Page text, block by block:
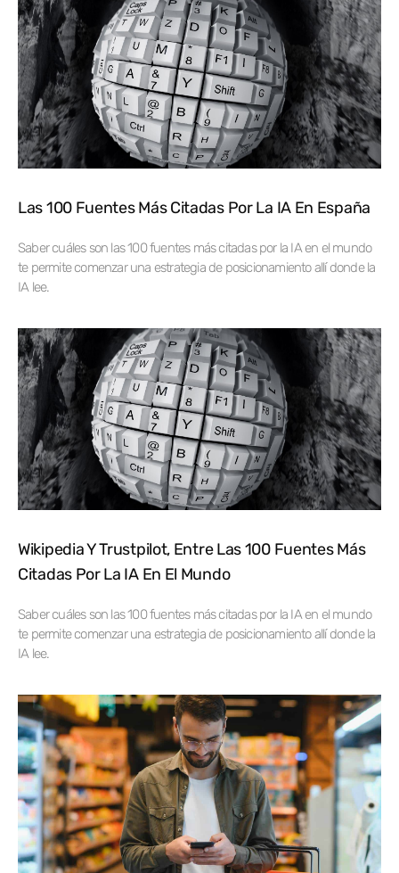
Las 100 Fuentes Más Citadas Por La IA En España
Saber cuáles son las 100 fuentes más citadas por la IA en el mundo
te permite comenzar una estrategia de posicionamiento allí donde la
IA lee.
Wikipedia Y Trustpilot, Entre Las 100 Fuentes Más
Citadas Por La IA En El Mundo
Saber cuáles son las 100 fuentes más citadas por la IA en el mundo
te permite comenzar una estrategia de posicionamiento allí donde la
IA lee.